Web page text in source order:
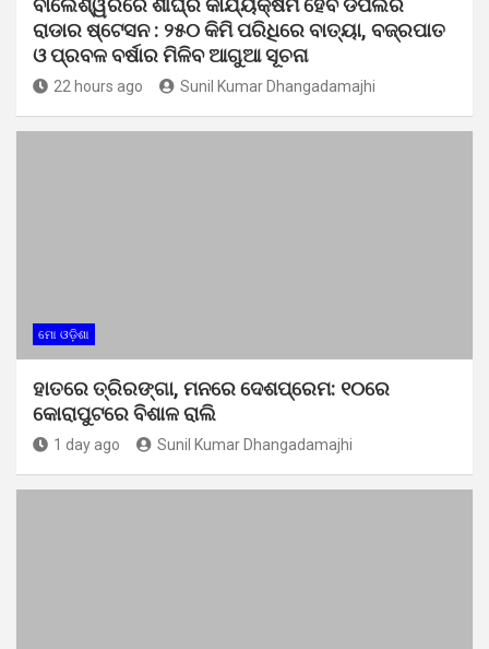
ରାଡାର ଷ୍ଟେସନ : ୨୫୦ କିମି ପରିଧିରେ ବାତ୍ୟା, ବଜ୍ରପାତ
ଓ ପ୍ରବଳ ବର୍ଷାର ମିଳିବ ଆଗୁଆ ସୂଚନା
22 hours ago Sunil Kumar Dhangadamajhi
ମୋ ଓଡ଼ିଶା
ହାତରେ ତ୍ରିରଙ୍ଗା, ମନରେ ଦେଶପ୍ରେମ: ୧୦ରେ
କୋରାପୁଟରେ ବିଶାଳ ରାଲି
1 day ago Sunil Kumar Dhangadamajhi